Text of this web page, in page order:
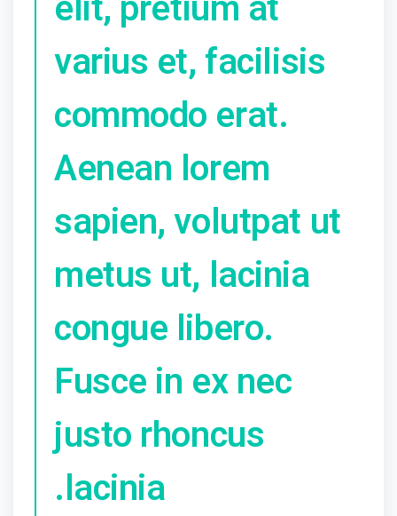
varius et, facilisis
commodo erat.
Aenean lorem
sapien, volutpat ut
metus ut, lacinia
congue libero.
Fusce in ex nec
justo rhoncus
lacinia.